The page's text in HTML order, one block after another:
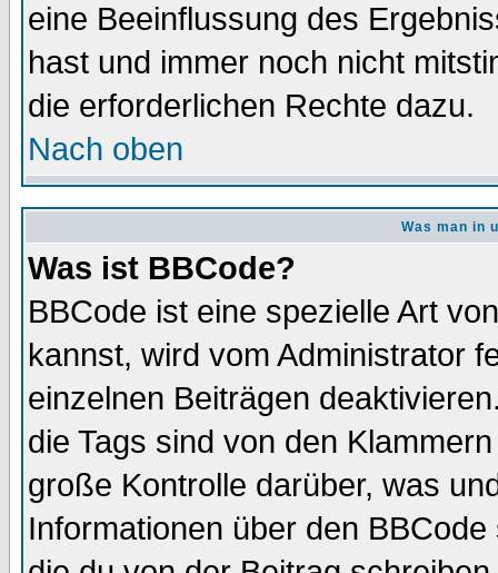
eine Beeinflussung des
hast und immer noch nicht
die erforderlichen Rechte dazu.
Nach oben
Was man in
Was ist BBCode?
BBCode ist eine spezielle Art
kannst, wird vom Administrator
einzelnen Beiträgen
die Tags sind von den
große Kontrolle darüber, was
Informationen über den